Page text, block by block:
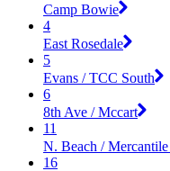
Camp Bowie
4
East Rosedale
5
Evans / TCC South
6
8th Ave / Mccart
11
N. Beach /
16